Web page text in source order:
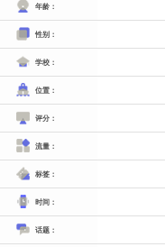
年龄：
性别：
学校：
位置：
评分：
流量：
标签：
时间：
话题：